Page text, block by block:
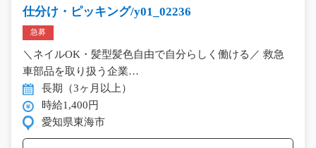
仕分け・ピッキング/y01_02236
急募
＼ネイルOK・髪型髪色自由で自分らしく働ける／ 救急
車部品を取り扱う企業…
長期（3ヶ月以上）
時給1,400円
愛知県東海市